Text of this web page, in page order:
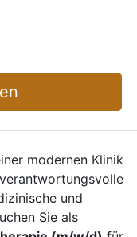
modernen Klinik
und
Sie als